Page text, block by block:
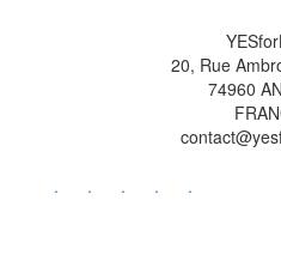
20, Rue
74960
. . . . .